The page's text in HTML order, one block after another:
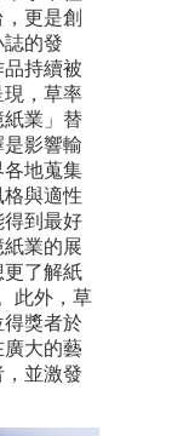
更是創
的發
持續被
現，草率
紙業」替
影響輸
各地蒐集
與適性
得到最好
業的展
更了解紙
此外，草
得獎者於
廣大的藝
並激發